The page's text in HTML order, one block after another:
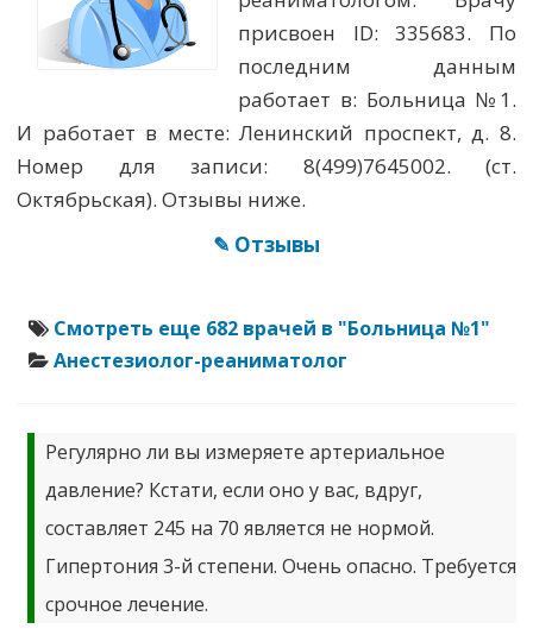
присвоен ID: 335683. По
последним данным
работает в: Больница №1.
И работает в месте: Ленинский проспект, д. 8.
Номер для записи: 8(499)7645002. (ст.
Октябрьская). Отзывы ниже.
✎ Отзывы
Смотреть еще 682 врачей в "Больница №1"
Анестезиолог-реаниматолог
Регулярно ли вы измеряете артериальное
давление? Кстати, если оно у вас, вдруг,
составляет 245 на 70 является не нормой.
Гипертония 3-й степени. Очень опасно. Требуется
срочное лечение.